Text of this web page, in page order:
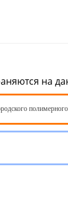
на
полимерного